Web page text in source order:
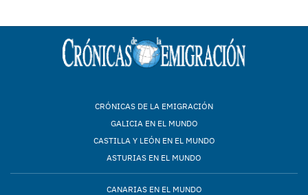
CRÓNICAS DE LA EMIGRACIÓN
GALICIA EN EL MUNDO
CASTILLA Y LEÓN EN EL MUNDO
ASTURIAS EN EL MUNDO
CANARIAS EN EL MUNDO